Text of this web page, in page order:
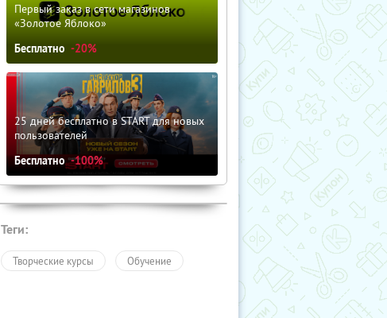
Первый заказ в сети магазинов
«Золотое Яблоко»
Бесплатно -20%
25 дней бесплатно в START для новых
пользователей
Бесплатно -100%
Теги:
Творческие курсы Обучение